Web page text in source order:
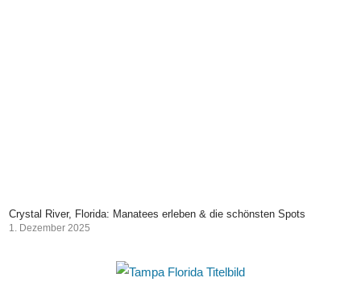
Crystal River, Florida: Manatees erleben & die schönsten Spots
1. Dezember 2025